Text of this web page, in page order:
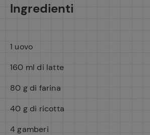
Ingredienti
1 uovo
160 ml di latte
80 g di farina
40 g di ricotta
4 gamberi